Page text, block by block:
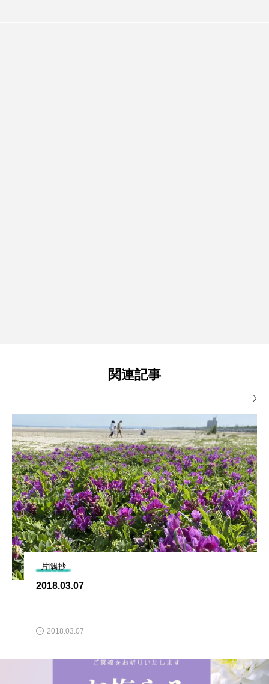
関連記事
片隅抄
2018.03.07
2018.03.07
